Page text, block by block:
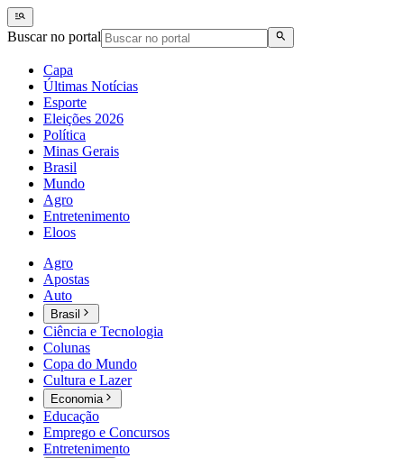
Buscar no portal
Capa
Últimas Notícias
Esporte
Eleições 2026
Política
Minas Gerais
Brasil
Mundo
Agro
Entretenimento
Eloos
Agro
Apostas
Auto
Brasil
Ciência e Tecnologia
Colunas
Copa do Mundo
Cultura e Lazer
Economia
Educação
Emprego e Concursos
Entretenimento